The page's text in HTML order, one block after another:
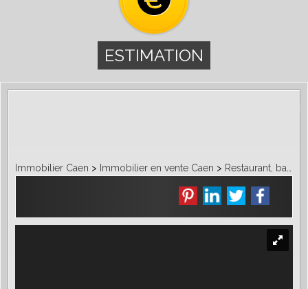
ESTIMATION
Immobilier Caen > Immobilier en vente Caen > Restaurant, bar en vente Caen